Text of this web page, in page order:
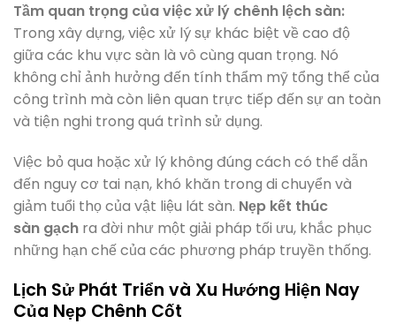
Tầm quan trọng của việc xử lý chênh lệch sàn:
Trong xây dựng, việc xử lý sự khác biệt về cao độ
giữa các khu vực sàn là vô cùng quan trọng. Nó
không chỉ ảnh hưởng đến tính thẩm mỹ tổng thể của
công trình mà còn liên quan trực tiếp đến sự an toàn
và tiện nghi trong quá trình sử dụng.
Việc bỏ qua hoặc xử lý không đúng cách có thể dẫn
đến nguy cơ tai nạn, khó khăn trong di chuyển và
giảm tuổi thọ của vật liệu lát sàn. Nẹp kết thúc
sàn gạch ra đời như một giải pháp tối ưu, khắc phục
những hạn chế của các phương pháp truyền thống.
Lịch Sử Phát Triển và Xu Hướng Hiện Nay
Của Nẹp Chênh Cốt